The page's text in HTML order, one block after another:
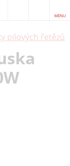
MENU
pilových řetězů